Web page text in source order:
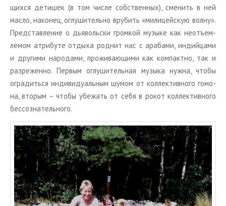
щих­ся де­ти­шек (в том числе соб­ствен­ных), сме­нить в ней
масло, на­ко­нец, оглу­ши­тель­но вру­бить «ми­ли­цей­скую волну».
Пред­став­ле­ние о дья­воль­ски гром­кой му­зы­ке как неотъ­ем­
ле­мом ат­ри­бу­те от­ды­ха род­нит нас с ара­ба­ми, ин­дий­ца­ми
и дру­ги­ми на­ро­да­ми, про­жи­ва­ю­щи­ми как ком­пакт­но, так и
раз­ре­жен­но. Пер­вым оглу­ши­тель­ная му­зы­ка нужна, чтобы
огра­дить­ся ин­ди­ви­ду­аль­ным шумом от кол­лек­тив­но­го го­мо­
на, вто­рым – чтобы убе­жать от себя в рокот кол­лек­тив­но­го
бес­со­зна­тель­но­го.